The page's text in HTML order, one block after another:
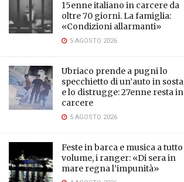
15enne italiano in carcere da
oltre 70 giorni. La famiglia:
«Condizioni allarmanti»
5 AGOSTO 2026
Ubriaco prende a pugni lo
specchietto di un’auto in sosta
e lo distrugge: 27enne resta in
carcere
5 AGOSTO 2026
Feste in barca e musica a tutto
volume, i ranger: «Di sera in
mare regna l’impunità»